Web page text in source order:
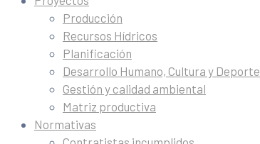
Producción
Recursos Hídricos
Planificación
Desarrollo Humano, Cultura y Deporte
Gestión y calidad ambiental
Matriz productiva
Normativas